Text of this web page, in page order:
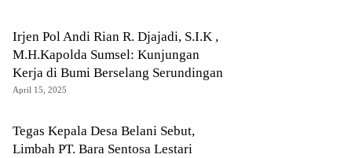
Irjen Pol Andi Rian R. Djajadi, S.I.K ,
M.H.Kapolda Sumsel: Kunjungan
Kerja di Bumi Berselang Serundingan
April 15, 2025
Tegas Kepala Desa Belani Sebut,
Limbah PT. Bara Sentosa Lestari